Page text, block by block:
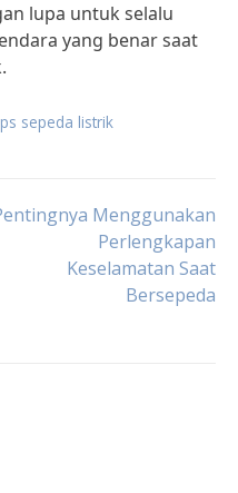
lupa untuk selalu
yang benar saat
sepeda listrik
Menggunakan
Perlengkapan
Keselamatan Saat
Bersepeda